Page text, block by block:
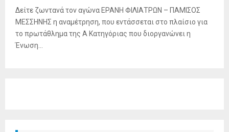
Δείτε ζωντανά τον αγώνα ΕΡΑΝΗ ΦΙΛΙΑΤΡΩΝ – ΠΑΜΙΣΟΣ
ΜΕΣΣΗΝΗΣ η αναμέτρηση, που εντάσσεται στο πλαίσιο για
το πρωτάθλημα της Α Κατηγόριας που διοργανώνει η
Ένωση...